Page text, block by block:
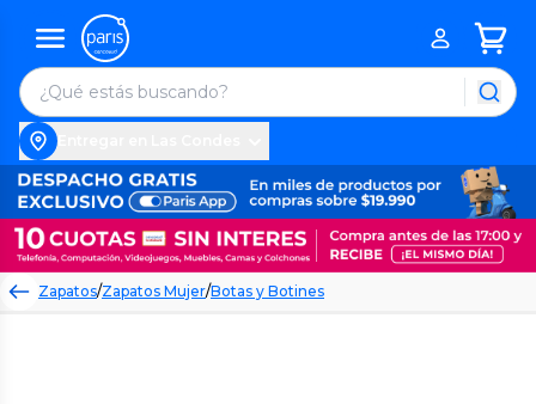
Zapatos/Zapatos Mujer/Botas y Botines